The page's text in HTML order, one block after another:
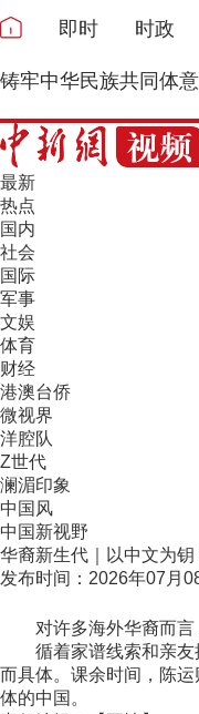
即时 时政
铸牢中华民族共同体
最新
热点
国内
社会
国际
军事
文娱
体育
财经
港澳台侨
微视界
洋腔队
Z世代
澜湄印象
中国风
中国新视野
华裔新生代｜以中文为
发布时间：2026年07月
对许多海外华裔而言，
循着家谱线索和亲友提
而具体。课余时间，陈
体的中国。